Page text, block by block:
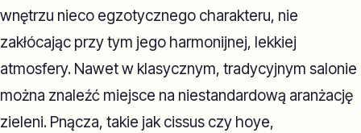
wnętrzu nieco egzotycznego charakteru, nie
zakłócając przy tym jego harmonijnej, lekkiej
atmosfery. Nawet w klasycznym, tradycyjnym salonie
można znaleźć miejsce na niestandardową aranżację
zieleni. Pnącza, takie jak cissus czy hoye,